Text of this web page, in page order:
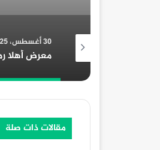
30 أغسطس، 2025
مقالات ذات صلة